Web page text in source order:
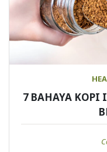
7 BAHAYA KOPI